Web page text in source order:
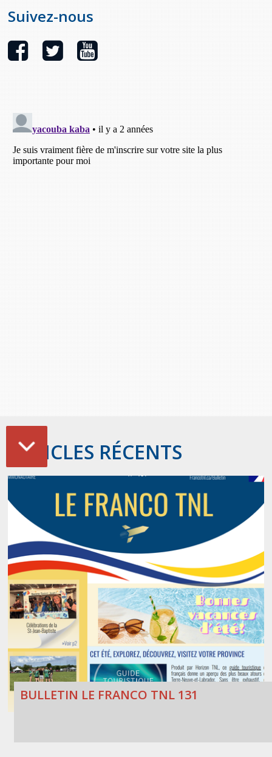
Clare Halleran
Joseph Kayumba
Suivez-nous
ARTICLES RÉCENTS
BULLETIN LE FRANCO TNL 131